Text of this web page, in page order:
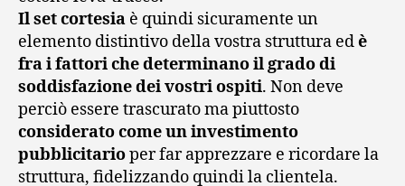
Il set cortesia è quindi sicuramente un
elemento distintivo della vostra struttura edè
fra i fattori che determinano il grado di
soddisfazione dei vostri ospiti. Non deve
perciò essere trascurato ma piuttosto
considerato come un investimento
pubblicitarioper far apprezzare e ricordare la
struttura, fidelizzando quindi la clientela.